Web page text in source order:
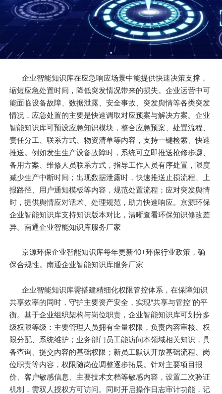
企业智能知识库在应急响应场景中能提供快速决策支撑，
缩短应急处置时间，降低突发情况带来的损失。企业运营中可
能面临设备故障、数据泄露、安全事故、突发舆情等各类突发
情况，应急处置的主要是快速调取对应预案与解决方案。企业
智能知识库可预设应急知识模块，整合应急预案、处置流程、
责任分工、联系方式、物资清单等内容，支持一键检索、快速
推送。例如发生生产设备故障时，系统可立即推送抢修步骤、
备用方案、维修人员联系方式，指导工作人员有序处置，限度
减少生产中断时间；出现数据泄露时，快速推送止损流程、上
报路径、用户通知模板等内容，规范处置流程；应对突发舆情
时，提供舆情应对话术、处理规范，助力快速响应。京源环保
企业智能知识库支持知识版本对比，清晰查看环保知识修改差
异。南通企业智能知识库服务厂家
京源环保企业智能知识库每年更新40+环保行业政策，确
保合规性。南通企业智能知识库服务厂家
企业智能知识库需搭建精细化权限管控体系，在保障知识
共享效率的同时，守护主要资产安全，实现“共享与管控”的平
衡。基于企业组织架构与岗位职责，企业智能知识库可划分多
级权限等级：主要管理人员拥有全量权限，负责内容审核、权
限分配、系统维护；业务部门员工能访问本领域相关知识，具
备查询、提交内容的基础权限；新员工默认开放基础流程、岗
位职责等内容，权限随岗位调整逐步拓展。针对主要项目报
价、客户敏感信息、主要技术文档等敏感内容，设置二次验证
机制，需双人授权方可访问。同时开启操作日志审计功能，记